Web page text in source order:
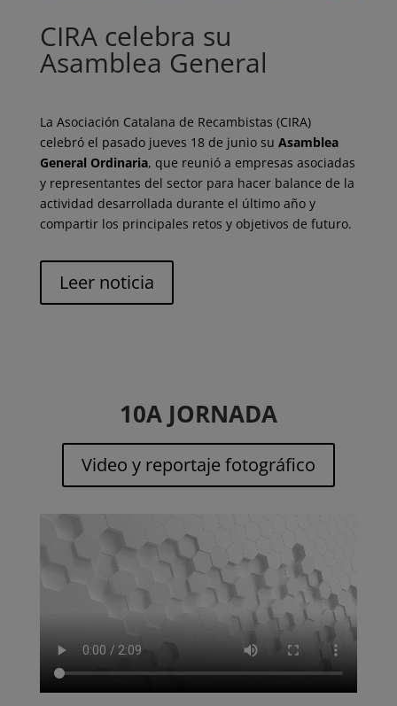
CIRA celebra su
Asamblea General
La Asociación Catalana de Recambistas (CIRA)
celebró el pasado jueves 18 de junio su Asamblea
General Ordinaria, que reunió a empresas asociadas
y representantes del sector para hacer balance de la
actividad desarrollada durante el último año y
compartir los principales retos y objetivos de futuro.
Leer noticia
10A JORNADA
Video y reportaje fotográfico